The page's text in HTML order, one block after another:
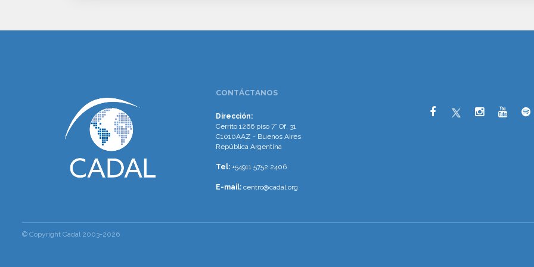
CONTÁCTANOS
Dirección:
Cerrito 1266 piso 7° Of. 31
C1010AAZ - Buenos Aires
República Argentina
Tel: +54911 5752 2406
E-mail: centro@cadal.org
© Copyright Cadal 2003-2026